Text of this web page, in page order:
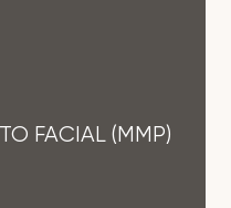
FACIAL (MMP)